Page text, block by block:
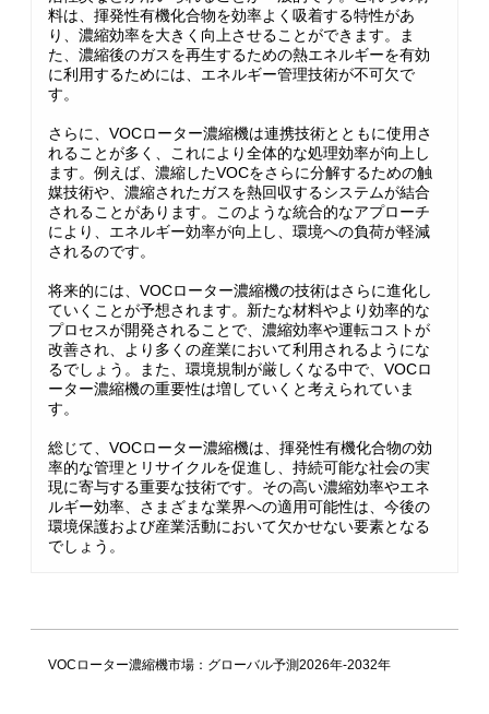
料は、揮発性有機化合物を効率よく吸着する特性があ
り、濃縮効率を大きく向上させることができます。ま
た、濃縮後のガスを再生するための熱エネルギーを有効
に利用するためには、エネルギー管理技術が不可欠で
す。
さらに、VOCローター濃縮機は連携技術とともに使用さ
れることが多く、これにより全体的な処理効率が向上し
ます。例えば、濃縮したVOCをさらに分解するための触
媒技術や、濃縮されたガスを熱回収するシステムが結合
されることがあります。このような統合的なアプローチ
により、エネルギー効率が向上し、環境への負荷が軽減
されるのです。
将来的には、VOCローター濃縮機の技術はさらに進化し
ていくことが予想されます。新たな材料やより効率的な
プロセスが開発されることで、濃縮効率や運転コストが
改善され、より多くの産業において利用されるようにな
るでしょう。また、環境規制が厳しくなる中で、VOCロ
ーター濃縮機の重要性は増していくと考えられていま
す。
総じて、VOCローター濃縮機は、揮発性有機化合物の効
率的な管理とリサイクルを促進し、持続可能な社会の実
現に寄与する重要な技術です。その高い濃縮効率やエネ
ルギー効率、さまざまな業界への適用可能性は、今後の
環境保護および産業活動において欠かせない要素となる
でしょう。
VOCローター濃縮機市場：グローバル予測2026年-2032年